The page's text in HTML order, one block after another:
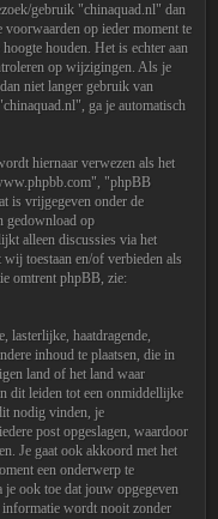
gebruik "chinaquad.nl" dan
voorwaarden op ieder moment te
houden. Het is echter aan
op wijzigingen. Als je
niet langer gebruik van
ga je automatisch
hiernaar verwezen als het
"phpBB
is vrijgegeven onder de
gedownload op
alleen discussies via het
toestaan en/of verbieden als
omtrent phpBB, zie:
lasterlijke, haatdragende,
inhoud te plaatsen, die in
land of het land waar
dit leiden tot een onmiddellijke
nodig vinden, je
post opgeslagen, waardoor
Je gaat ook akkoord met het
een onderwerp te
ook toe dat jouw opgegeven
informatie wordt nooit zonder